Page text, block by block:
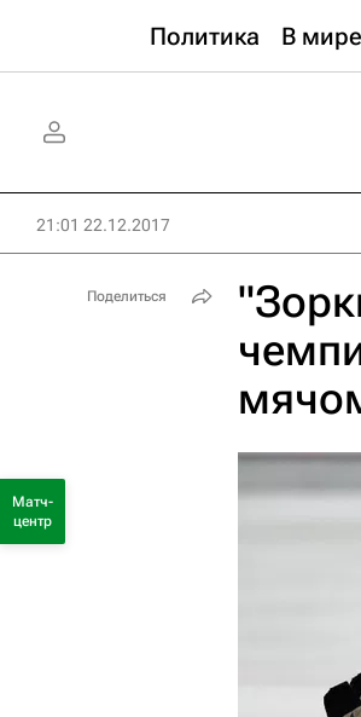
Политика В мире
21:01 22.12.2017
Поделиться
Матч-
центр